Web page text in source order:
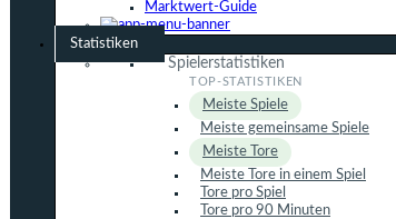
Marktwert-Guide
Statistiken
Spielerstatistiken
Meiste Spiele
Meiste gemeinsame Spiele
Meiste Tore
Meiste Tore in einem Spiel
Tore pro Spiel
Tore pro 90 Minuten